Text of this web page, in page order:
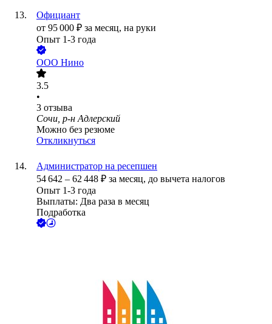
Официант
от 95 000 ₽ за месяц, на руки
Опыт 1-3 года
ООО Нино
3.5
•
3 отзыва
Сочи, р-н Адлерский
Можно без резюме
Откликнуться
Администратор на ресепшен
54 642 – 62 448 ₽ за месяц, до вычета налогов
Опыт 1-3 года
Выплаты: Два раза в месяц
Подработка